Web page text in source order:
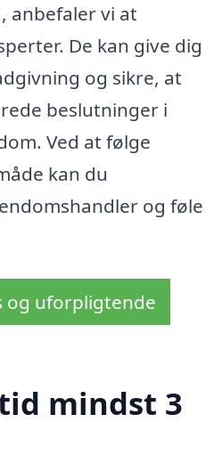
, anbefaler vi at
De kan give dig
og sikre, at
beslutninger i
Ved at følge
kan du
og føle
og uforpligtende
mindst 3